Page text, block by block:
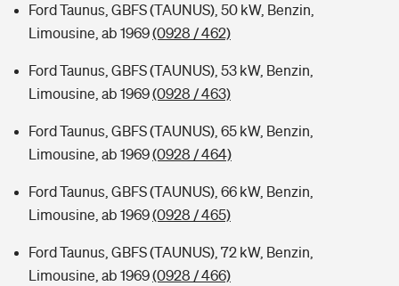
Ford Taunus, GBFS (TAUNUS), 50 kW, Benzin,
Limousine, ab 1969(0928 / 462)
Ford Taunus, GBFS (TAUNUS), 53 kW, Benzin,
Limousine, ab 1969(0928 / 463)
Ford Taunus, GBFS (TAUNUS), 65 kW, Benzin,
Limousine, ab 1969(0928 / 464)
Ford Taunus, GBFS (TAUNUS), 66 kW, Benzin,
Limousine, ab 1969(0928 / 465)
Ford Taunus, GBFS (TAUNUS), 72 kW, Benzin,
Limousine, ab 1969(0928 / 466)